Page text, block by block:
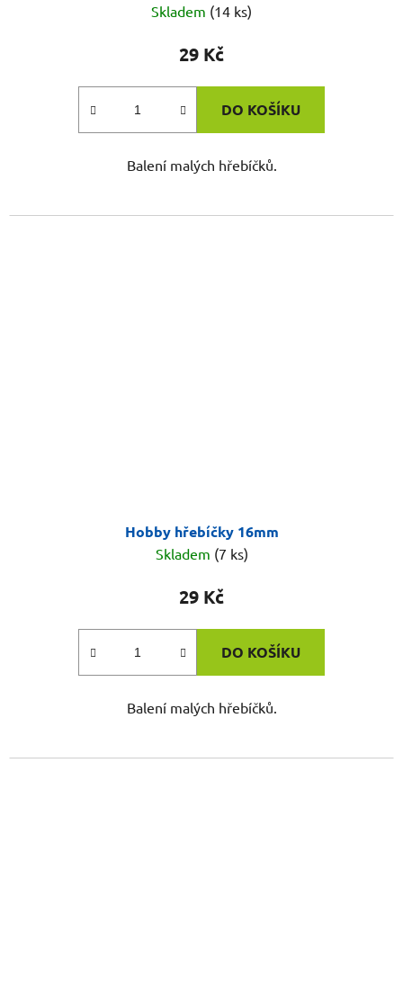
Skladem (14 ks)
29 Kč
DO KOŠÍKU
Balení malých hřebíčků.
Hobby hřebíčky 16mm
Skladem (7 ks)
29 Kč
DO KOŠÍKU
Balení malých hřebíčků.